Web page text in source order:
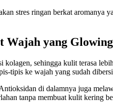
stres ringan berkat
Wajah yang Glowing
sehingga kulit terasa
tipis ke wajah yang sudah
di dalamnya juga
tanpa membuat kulit kering